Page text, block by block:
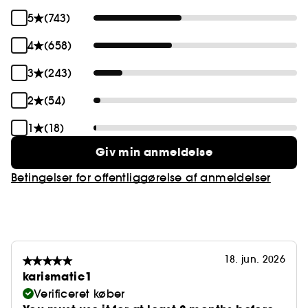
5
(743)
4
(658)
3
(243)
2
(54)
1
(18)
Giv min anmeldelse
Betingelser for offentliggørelse af anmeldelser
18. jun. 2026
karismatic1
Verificeret køber